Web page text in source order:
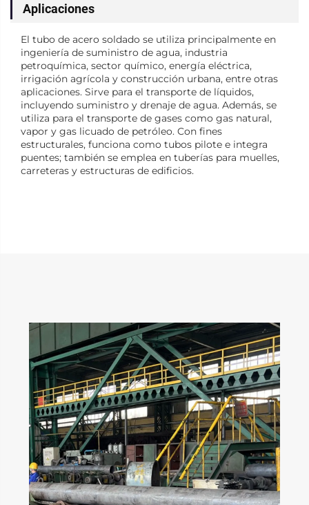
Aplicaciones
El tubo de acero soldado se utiliza principalmente en
ingeniería de suministro de agua, industria
petroquímica, sector químico, energía eléctrica,
irrigación agrícola y construcción urbana, entre otras
aplicaciones. Sirve para el transporte de líquidos,
incluyendo suministro y drenaje de agua. Además, se
utiliza para el transporte de gases como gas natural,
vapor y gas licuado de petróleo. Con fines
estructurales, funciona como tubos pilote e integra
puentes; también se emplea en tuberías para muelles,
carreteras y estructuras de edificios.